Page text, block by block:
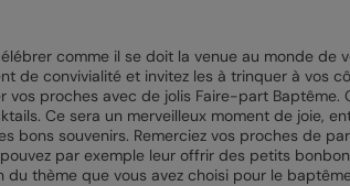
comme il se doit la venue au monde de
de convivialité et invitez les à trinquer à vos
proches avec de jolis Faire-part Baptême.
Ce sera un merveilleux moment de joie,
bons souvenirs. Remerciez vos proches de
par exemple leur offrir des petits
thème que vous avez choisi pour le